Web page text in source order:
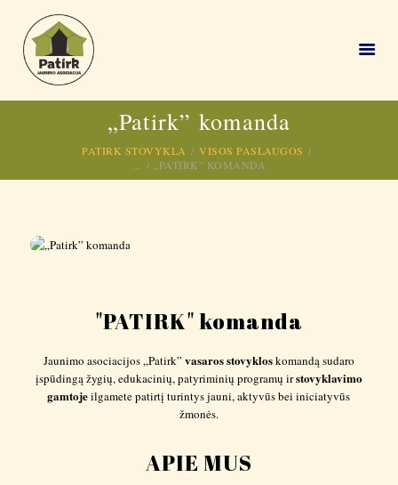
„Patirk” komanda
PATIRK STOVYKLA
VISOS PASLAUGOS
„PATIRK” KOMANDA
VAIKŲ STOVYKLOS 🏕
Vasaros stovyklos vaikams, vasaros stovykla vaikams
PAGRINDINIS
VAIKŲ VASAROS
STOVYKLOS 2026
VIDEO
"PATIRK" komanda
Jaunimo asociacijos „Patirk” vasaros stovykloskomandą sudaro
įspūdingą žygių, edukacinių, patyriminių programų irstovyklavimo
gamtojeilgamete patirtį turintys jauni, aktyvūs bei iniciatyvūs
žmonės.
APIE MUS